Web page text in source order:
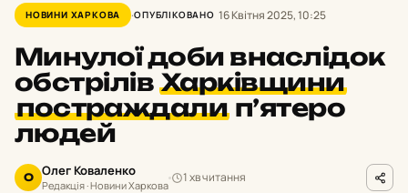
до
контенту
НОВИНИ ХАРКОВА ОПУБЛІКОВАНО 16 Квітня 2025, 10:25
Минулої доби внаслідок
обстрілів Харківщини
постраждали п’ятеро
людей
О Олег Коваленко
Редакція · Новини Харкова
1 хв читання